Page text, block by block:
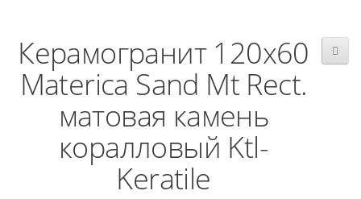
Керамогранит 120x60
Materica Sand Mt Rect.
матовая камень
коралловый Ktl-
Keratile